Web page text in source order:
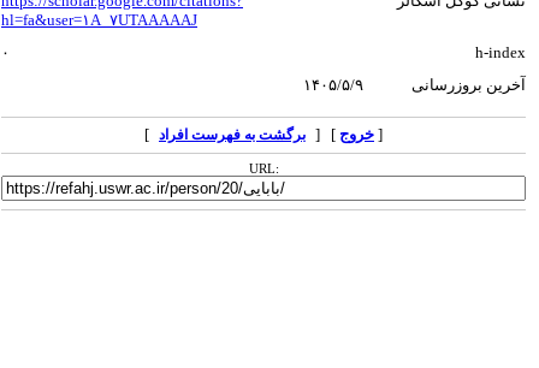
hl=fa&user=۱A_۷UTAAAAAJ
h-index
آخرین بروزرسانی
۱۴۰۵/۵/۹
خروج] [ برگشت به فهرست افراد ]
URL: